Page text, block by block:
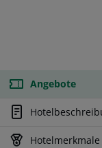
Angebote
Hotelmerkmale